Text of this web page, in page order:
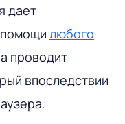
дает
любого
проводит
впоследствии